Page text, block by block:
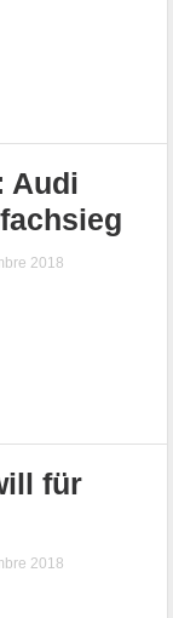
Audi
2018
für
2018